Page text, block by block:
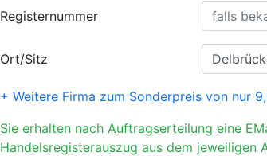
Registernummer
Ort/Sitz
+ Weitere Firma zum Sonderpreis von nur
Sie erhalten nach Auftragserteilung eine
Handelsregisterauszug aus dem jeweiligen